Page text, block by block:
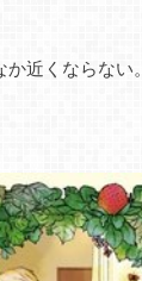
近くならない。